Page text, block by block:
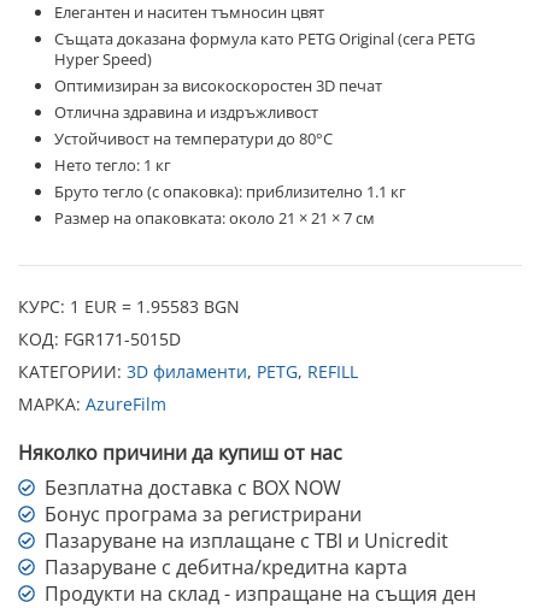
Елегантен и наситен тъмносин цвят
Същата доказана формула като PETG Original (сега PETG
Hyper Speed)
Оптимизиран за високоскоростен 3D печат
Отлична здравина и издръжливост
Устойчивост на температури до 80°C
Нето тегло: 1 кг
Бруто тегло (с опаковка): приблизително 1.1 кг
Размер на опаковката: около 21 × 21 × 7 см
КУРС: 1 EUR = 1.95583 BGN
КОД: FGR171-5015D
КАТЕГОРИИ: 3D филаменти, PETG, REFILL
МАРКА: AzureFilm
Няколко причини да купиш от нас
Безплатна доставка с BOX NOW
Бонус програма за регистрирани
Пазаруване на изплащане с TBI и Unicredit
Пазаруване с дебитна/кредитна карта
Продукти на склад - изпращане на същия ден